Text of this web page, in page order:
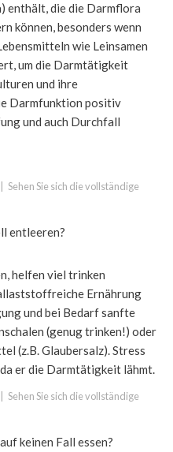
enthält, die die Darmflora
können, besonders wenn
wie Leinsamen
um die Darmtätigkeit
und ihre
Darmfunktion positiv
und auch Durchfall
Sehen Sie sich die vollständige
entleeren?
helfen viel trinken
Ernährung
und bei Bedarf sanfte
(genug trinken!) oder
(z.B. Glaubersalz). Stress
er die Darmtätigkeit lähmt.
Sehen Sie sich die vollständige
keinen Fall essen?